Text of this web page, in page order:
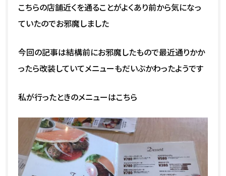
こちらの店舗近くを通ることがよくあり前から気になっ
ていたのでお邪魔しました
今回の記事は結構前にお邪魔したもので最近通りかか
ったら改装していてメニューもだいぶかわったようです
私が行ったときのメニューはこちら